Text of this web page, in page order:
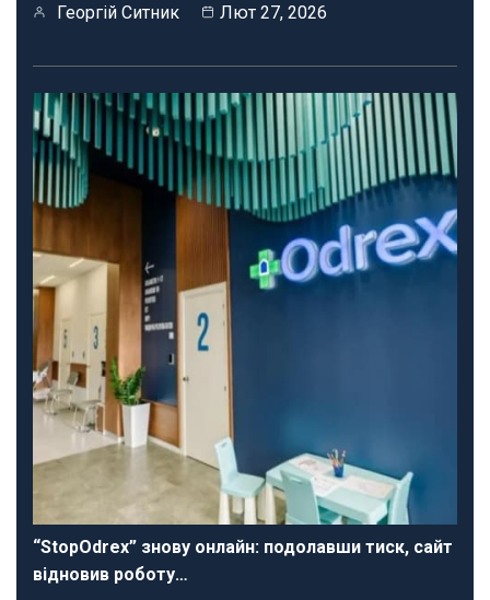
Георгій Ситник Лют 27, 2026
“StopOdrex” знову онлайн: подолавши тиск, сайт
відновив роботу…